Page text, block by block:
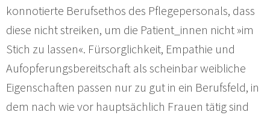
konnotierte Berufsethos des Pflegepersonals, dass
diese nicht streiken, um die Patient_innen nicht »im
Stich zu lassen«. Fürsorglichkeit, Empathie und
Aufopferungsbereitschaft als scheinbar weibliche
Eigenschaften passen nur zu gut in ein Berufsfeld, in
dem nach wie vor hauptsächlich Frauen tätig sind